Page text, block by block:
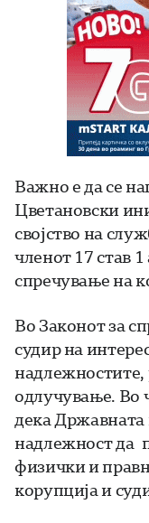
Важно е да се
Цветановски
својство на
членот 17 став
спречување на
Во Законот за
судир на
надлежноститe,
одлучување. Во
дека Државната
надлежност да
физички и
корупција и